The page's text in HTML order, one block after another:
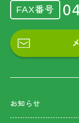
FAX番号
お知らせ